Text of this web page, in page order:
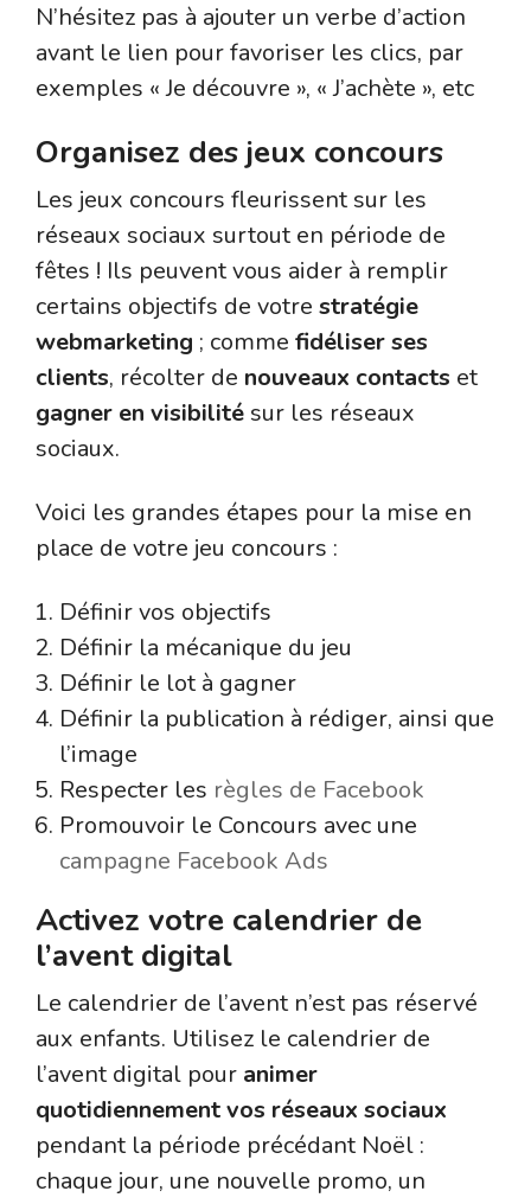
N’hésitez pas à ajouter un verbe d’action
avant le lien pour favoriser les clics, par
exemples « Je découvre », « J’achète », etc
Organisez des jeux concours
Les jeux concours fleurissent sur les
réseaux sociaux surtout en période de
fêtes ! Ils peuvent vous aider à remplir
certains objectifs de votre stratégie
webmarketing ; comme fidéliser ses
clients, récolter de nouveaux contacts et
gagner en visibilité sur les réseaux
sociaux.
Voici les grandes étapes pour la mise en
place de votre jeu concours :
Définir vos objectifs
Définir la mécanique du jeu
Définir le lot à gagner
Définir la publication à rédiger, ainsi que
l’image
Respecter les règles de Facebook
Promouvoir le Concours avec une
campagne Facebook Ads
Activez votre calendrier de
l’avent digital
Le calendrier de l’avent n’est pas réservé
aux enfants. Utilisez le calendrier de
l’avent digital pour animer
quotidiennement vos réseaux sociaux
pendant la période précédant Noël :
chaque jour, une nouvelle promo, un